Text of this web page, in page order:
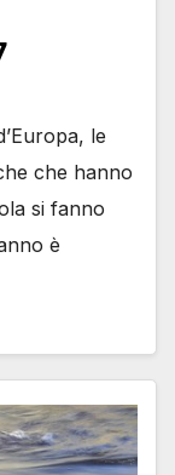
le
che hanno
si fanno
è